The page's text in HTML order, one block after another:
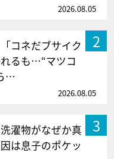
2026.08.05
2
コネだブサイク
るも…“マツコ
…
2026.08.05
3
濯物がなぜか真
は息子のポケッ